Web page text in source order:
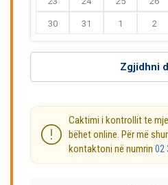
30 31 1 2
Zgjidhni
Caktimi i kontrollit te
bëhet online. Për më
kontaktoni në numrin 02